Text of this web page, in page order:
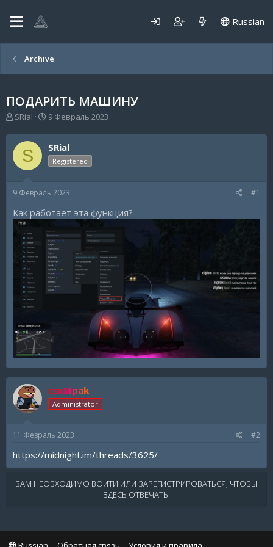
Russian
Archive
ПОДАРИТЬ МАШИНУ
А
т
о
р
т
м
SRial
Д
т
а
а
а
9 Февраль 2023
S SRial
Registered
9 Февраль 2023 #1
Как работает эта функция?
csxMpak
Administrator
11 Февраль 2023 #2
https://midnight.im/threads/3625/
ВАМ НЕОБХОДИМО ВОЙТИ ИЛИ ЗАРЕГИСТРИРОВАТЬСЯ, ЧТОБЫ
ЗДЕСЬ ОТВЕЧАТЬ.